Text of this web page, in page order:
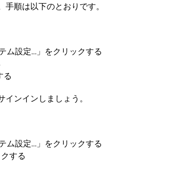
順は以下のとおりです。
ム設定…」をクリックする
る
ンインしましょう。
ム設定…」をクリックする
する